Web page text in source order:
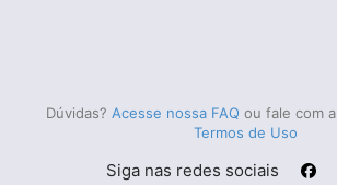
Dúvidas? Acesse nossa FAQ ou fale com a
Termos de Uso
Siga nas redes sociais